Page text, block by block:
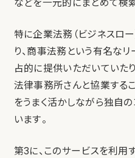
などを一元的にまとめて検
特に企業法務（ビジネスロ
り、商事法務という有名な
占的に提供いただいていた
法律事務所さんと協業する
をうまく活かしながら独自
います。
第3に、このサービスを利用